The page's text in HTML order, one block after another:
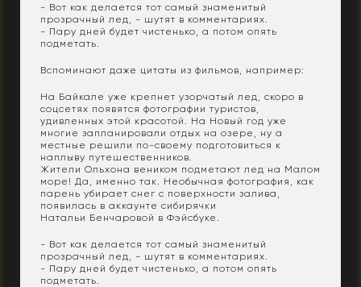
- Вот как делается тот самый знаменитый
прозрачный лед, - шутят в комментариях.
- Пару дней будет чистенько, а потом опять
подметать.
Вспоминают даже цитаты из фильмов, например:
На Байкале уже крепнет узорчатый лед, скоро в
соцсетях появятся фотографии туристов,
удивленных этой красотой. На Новый год уже
многие запланировали отдых на озере, ну а
местные решили по-своему подготовиться к
наплыву путешественников.
Жители Ольхона веником подметают лед на Малом
море! Да, именно так. Необычная фотография, как
парень убирает снег с поверхности залива,
появилась в аккаунте сибирячки
Натальи Бенчаровой в Фэйсбуке.
- Вот как делается тот самый знаменитый
прозрачный лед, - шутят в комментариях.
- Пару дней будет чистенько, а потом опять
подметать.